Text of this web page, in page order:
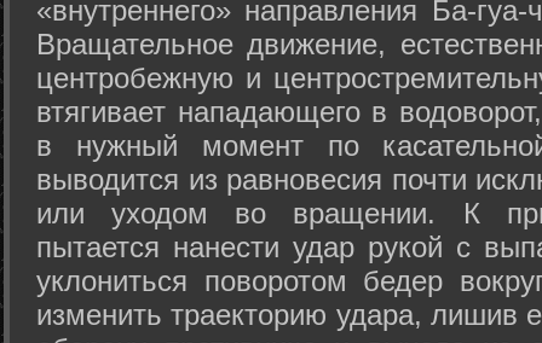
«внутреннего» направления Ба-
Вращательное движение,
центробежную и
втягивает нападающего в
в нужный момент по
выводится из равновесия почти
или уходом во вращении. К
пытается нанести удар рукой с
уклониться поворотом бедер
изменить траекторию удара, лишив